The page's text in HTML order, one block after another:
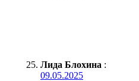
Лида Блохина :
09.05.2025